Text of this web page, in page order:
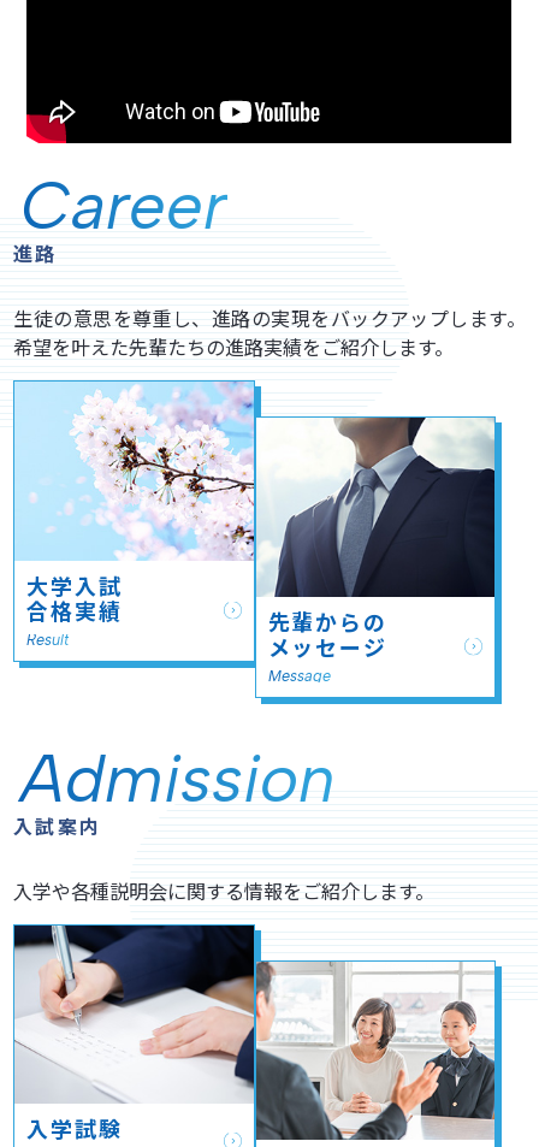
Career
進路
生徒の意思を尊重し、進路の実現をバックアップします。
希望を叶えた先輩たちの進路実績をご紹介します。
大学入試
合格実績
Result
先輩からの
メッセージ
Message
Admission
入試案内
入学や各種説明会に関する情報をご紹介します。
入学試験